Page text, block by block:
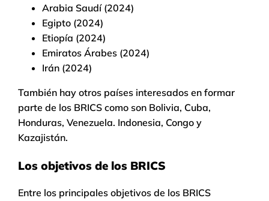
Arabia Saudí (2024)
Egipto (2024)
Etiopía (2024)
Emiratos Árabes (2024)
Irán (2024)
También hay otros países interesados en formar
parte de los BRICS como son Bolivia, Cuba,
Honduras, Venezuela. Indonesia, Congo y
Kazajistán.
Los objetivos de los BRICS
Entre los principales objetivos de los BRICS